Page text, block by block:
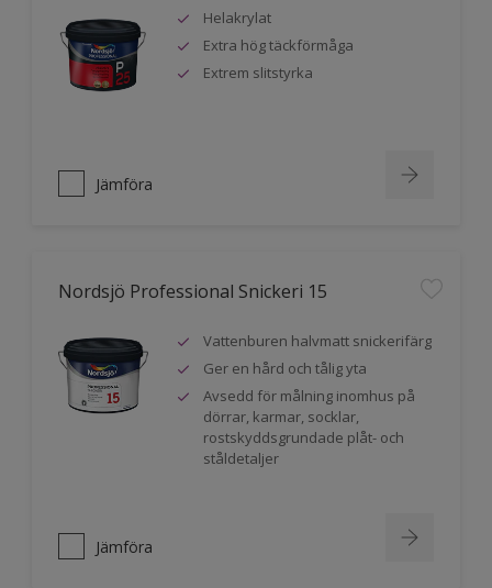
Helakrylat
Extra hög täckförmåga
Extrem slitstyrka
Jämföra
Nordsjö Professional Snickeri 15
Vattenburen halvmatt snickerifärg
Ger en hård och tålig yta
Avsedd för målning inomhus på
dörrar, karmar, socklar,
rostskyddsgrundade plåt- och
ståldetaljer
Jämföra